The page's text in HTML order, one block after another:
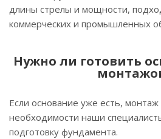
длины стрелы и мощности,
коммерческих и промышленных
Нужно ли готовить
Если основание уже есть,
необходимости наши
подготовку фундамента.